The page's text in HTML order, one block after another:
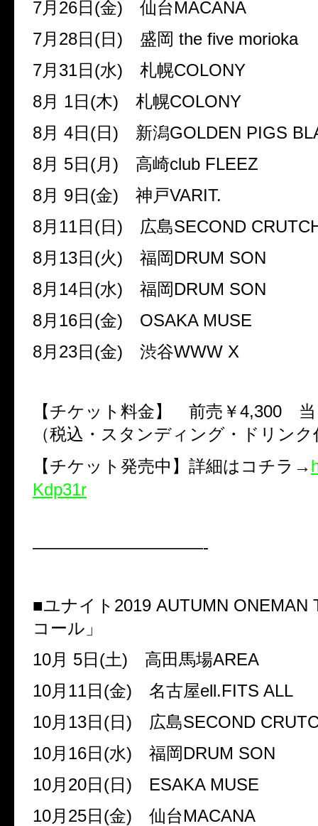
7月 26日 (金) 仙台MACANA
7月 28日 (日 ) 盛岡 the five morioka
7月 31日 (水) 札幌COLONY
8月 1日 (木) 札幌COLONY
8月 4日 (日 ) 新潟GOLDEN PIGS
8月 5日 (月 ) 高崎club FLEEZ
8月 9日 (金) 神戸VARIT.
8月 11日 (日 ) 広島SECOND
8月 13日 (火) 福岡 DRUM SON
8月 14日 (水) 福岡 DRUM SON
8月 16日 (金)
OSAKA MUSE
8月 23日 (金) 渋谷WWW X
【チケット料金】 前売￥4,300 当
（税込・スタンディング・ドリンク
【チケット発売中】詳細はコチラ→
Kdp31r
——————————-
■ユナイト 2019 AUTUMN ONEMAN
コール」
10月 5日 (土) 高田馬場AREA
10月 11日 (金) 名古屋ell.FITS ALL
10月 13日 (日 ) 広島SECOND
10月 16日 (水) 福岡 DRUM SON
10月 20日 (日 )
ESAKA MUSE
10月 25日 (金) 仙台MACANA